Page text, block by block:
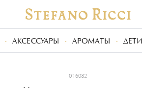
АКСЕССУАРЫ АРОМАТЫ ДЕТИ
016082